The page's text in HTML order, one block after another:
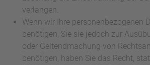
verlangen.
Wenn wir Ihre personenbezogenen
benötigen, Sie sie jedoch zur
oder Geltendmachung von
benötigen, haben Sie das Recht,